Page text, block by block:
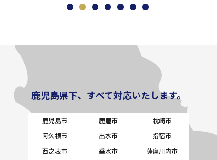
鹿児島県下、すべて対応いたします。
鹿児島市 鹿屋市
枕崎市
阿久根市
出水市
指宿市
西之表市
垂水市
薩摩川内市